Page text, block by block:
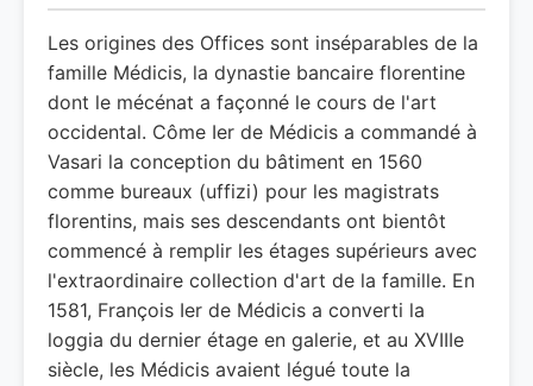
Les origines des Offices sont inséparables de la
famille Médicis, la dynastie bancaire florentine
dont le mécénat a façonné le cours de l'art
occidental. Côme Ier de Médicis a commandé à
Vasari la conception du bâtiment en 1560
comme bureaux (uffizi) pour les magistrats
florentins, mais ses descendants ont bientôt
commencé à remplir les étages supérieurs avec
l'extraordinaire collection d'art de la famille. En
1581, François Ier de Médicis a converti la
loggia du dernier étage en galerie, et au XVIIIe
siècle, les Médicis avaient légué toute la